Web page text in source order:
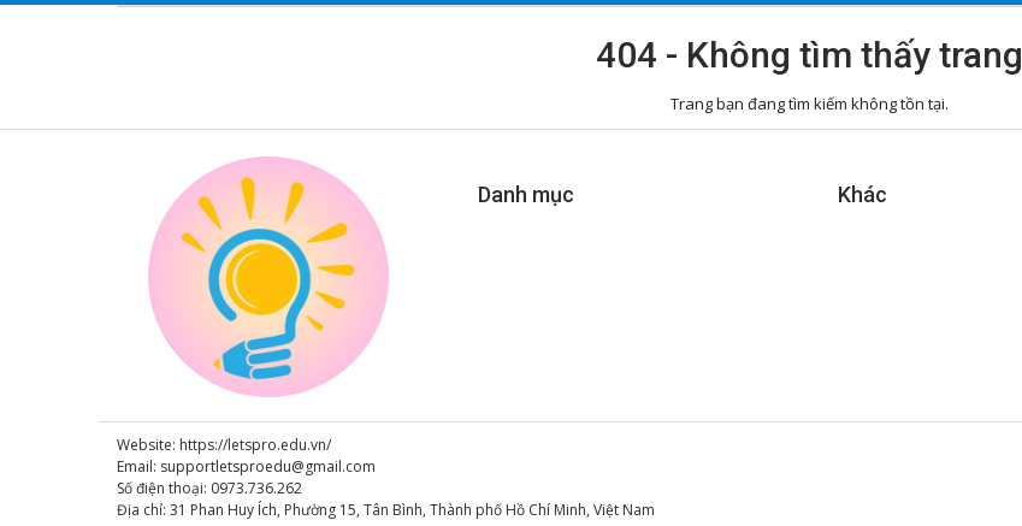
404 - Không tìm thấy trang
Trang bạn đang tìm kiếm không tồn tại.
Danh mục Khác
Website: https://letspro.edu.vn/
Email: supportletsproedu@gmail.com
Số điện thoại: 0973.736.262
Địa chỉ: 31 Phan Huy Ích, Phường 15, Tân Bình, Thành phố Hồ Chí Minh, Việt Nam